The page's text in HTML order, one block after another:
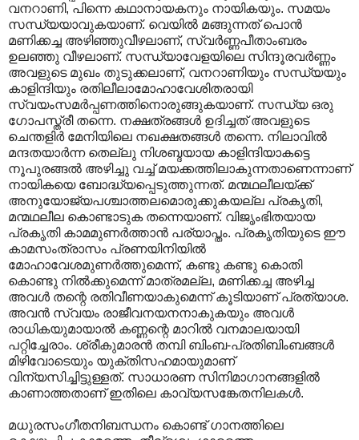
വനറാണി, പിന്നെ കഥാനായകനും നായികയും. സമയം
സന്ധ്യയാവുകയാണ്. വെയിൽ മങ്ങുന്നത് പൊൻ
മണിക്കച്ച അഴിഞ്ഞുവീഴലാണ്, സ്വർണ്ണപീതാംബരം
ഉലഞ്ഞു വീഴലാണ്. സന്ധ്യാവേളയിലെ സിന്ദൂരവർണ്ണം
അവളുടെ മുഖം തുടുക്കലാണ്, വനറാണിയും സന്ധ്യയും
കാളിന്ദിയും രതിലീലാമോഹാവേശിതരായി
സ്വയംസമർപ്പണത്തിനൊരുങ്ങുകയാണ്. സന്ധ്യ ഒരു
ഗോപസ്ത്രീ തന്നെ. നക്ഷത്രങ്ങൾ ഉദിച്ചത് അവളുടെ
ചെന്തളിർ മേനിയിലെ നഖക്ഷതങ്ങൾ തന്നെ. നിലാവിൽ
മന്ദതയാർന്ന തെല്ലു നിശബ്ദയായ കാളിന്ദിയാകട്ടെ
നൂപുരങ്ങൽ അഴിച്ചു വച്ച് മയക്കത്തിലാകുന്നതാണെന്നാണ്
നായികയെ ബോദ്ധ്യപ്പെടുത്തുന്നത്. മന്മഥലീലയ്ക്ക്
അനുയോജ്യപശ്ചാത്തലമൊരുക്കുകയല്ല പ്രകൃതി,
മന്മഥലീല കൊണ്ടാടുക തന്നെയാണ്. വിജൃംഭിതയായ
പ്രകൃതി കാമമുണർത്താൻ പര്യാപ്തം. പ്രകൃതിയുടെ ഈ
കാമസംത്രാസം പ്രണയിനിയിൽ
മോഹാവേശമുണർത്തുമെന്ന്, കണ്ടു കണ്ടു കൊതി
കൊണ്ടു നിൽക്കുമെന്ന് മാത്രമല്ല, മണിക്കച്ച അഴിച്ച
അവൾ തന്റെ രതിവീണയാകുമെന്ന് കൂടിയാണ് പ്രത്യാശ.
അവൻ സ്വയം രാജീവനയനനാകുകയും അവൾ
രാധികയുമായാൽ കണ്ണന്റെ മാറിൽ വനമാലയായി
പറ്റിച്ചേരാം. ശ്രീകുമാരൻ തമ്പി ബിംബ-പ്രതിബിംബങ്ങൾ
മിഴിവോടെയും യുക്തിസഹമായുമാണ്
വിന്യസിച്ചിട്ടുള്ളത്. സാ‍ധാരണ സിനിമാഗാനങ്ങളിൽ
കാണാത്തതാണ് ഇതിലെ കാവ്യസങ്കേതനിലകൾ.
മധുരസംഗീതനിബന്ധനം കൊണ്ട് ഗാനത്തിലെ